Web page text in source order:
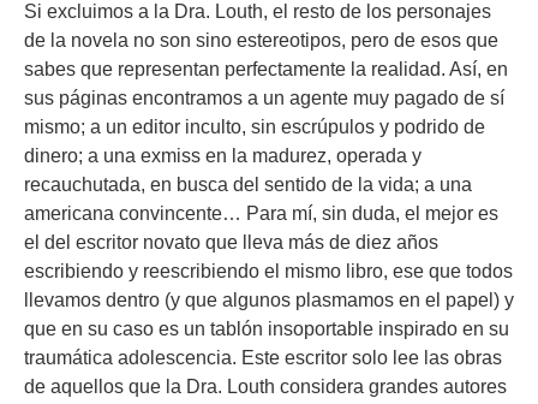
Si excluimos a la Dra. Louth, el resto de los personajes
de la novela no son sino estereotipos, pero de esos que
sabes que representan perfectamente la realidad. Así, en
sus páginas encontramos a un agente muy pagado de sí
mismo; a un editor inculto, sin escrúpulos y podrido de
dinero; a una exmiss en la madurez, operada y
recauchutada, en busca del sentido de la vida; a una
americana convincente… Para mí, sin duda, el mejor es
el del escritor novato que lleva más de diez años
escribiendo y reescribiendo el mismo libro, ese que todos
llevamos dentro (y que algunos plasmamos en el papel) y
que en su caso es un tablón insoportable inspirado en su
traumática adolescencia. Este escritor solo lee las obras
de aquellos que la Dra. Louth considera grandes autores